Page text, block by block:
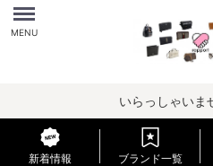
Menu
MENU
いらっしゃいま
新着情報 ブランド一覧